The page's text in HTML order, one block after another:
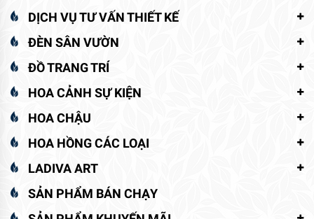
DỊCH VỤ TƯ VẤN THIẾT KẾ
ĐÈN SÂN VƯỜN
ĐỒ TRANG TRÍ
HOA CẢNH SỰ KIỆN
HOA CHẬU
HOA HỒNG CÁC LOẠI
LADIVA ART
SẢN PHẨM BÁN CHẠY